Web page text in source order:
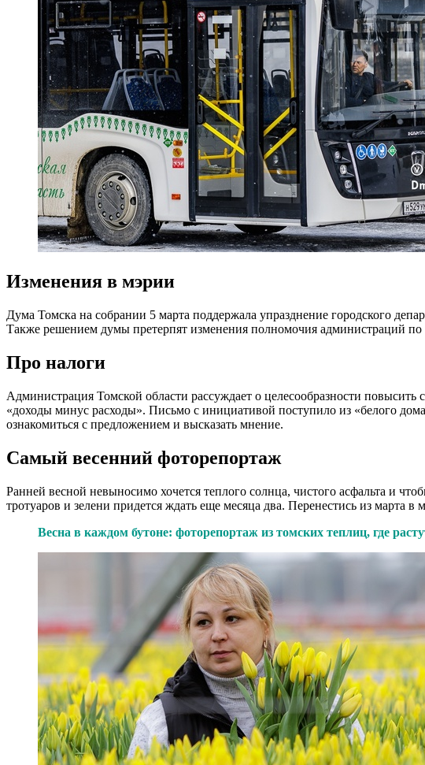
Изменения в мэрии
Дума Томска на собрании 5 марта поддержала упразднение городского
Также решением думы претерпят изменения полномочия администраций по
Про налоги
Администрация Томской области рассуждает о целесообразности
«доходы минус расходы». Письмо с инициативой поступило из «белого
ознакомиться с предложением и высказать мнение.
Самый весенний фоторепортаж
Ранней весной невыносимо хочется теплого солнца, чистого асфальта и
тротуаров и зелени придется ждать еще месяца два. Перенестись из марта
Весна в каждом бутоне: фоторепортаж из томских теплиц, где